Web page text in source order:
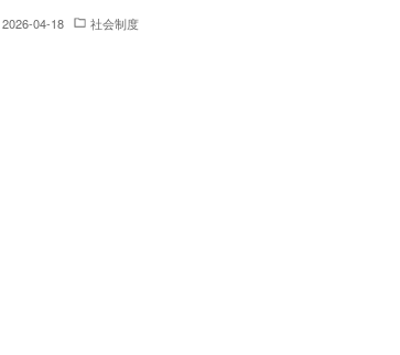
2026-04-18 社会制度